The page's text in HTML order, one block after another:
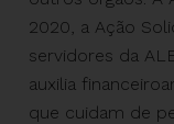
2020, a Ação
servidores da
auxilia
que cuidam de